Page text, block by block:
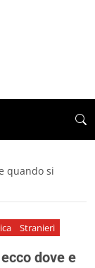
quando si
Stranieri
dove e